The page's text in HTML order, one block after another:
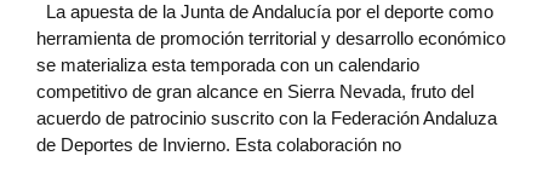
La apuesta de la Junta de Andalucía por el deporte como
herramienta de promoción territorial y desarrollo económico
se materializa esta temporada con un calendario
competitivo de gran alcance en Sierra Nevada, fruto del
acuerdo de patrocinio suscrito con la Federación Andaluza
de Deportes de Invierno. Esta colaboración no